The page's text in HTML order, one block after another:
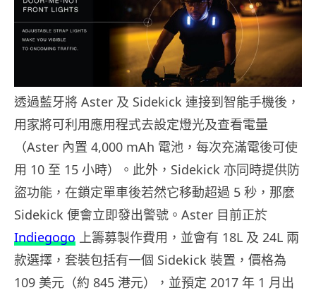
透過藍牙將 Aster 及 Sidekick 連接到智能手機後，
用家將可利用應用程式去設定燈光及查看電量
（Aster 內置 4,000 mAh 電池，每次充滿電後可使
用 10 至 15 小時）。此外，Sidekick 亦同時提供防
盜功能，在鎖定單車後若然它移動超過 5 秒，那麼
Sidekick 便會立即發出警號。Aster 目前正於
Indiegogo 上籌募製作費用，並會有 18L 及 24L 兩
款選擇，套裝包括有一個 Sidekick 裝置，價格為
109 美元（約 845 港元），並預定 2017 年 1 月出